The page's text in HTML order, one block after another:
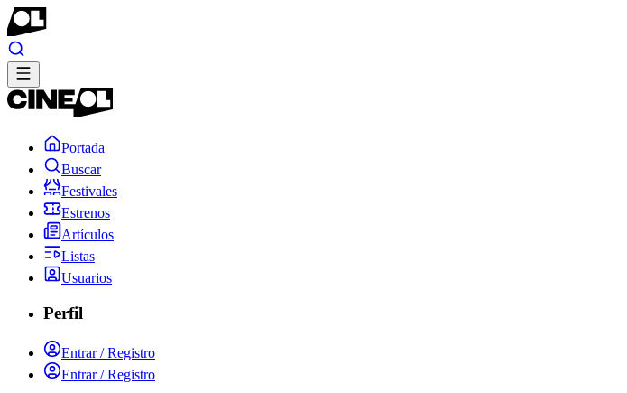
Portada
Buscar
Festivales
Estrenos
Artículos
Listas
Usuarios
Perfil
Entrar / Registro
Entrar / Registro